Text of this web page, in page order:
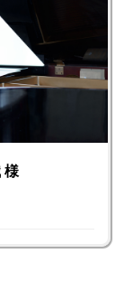
様